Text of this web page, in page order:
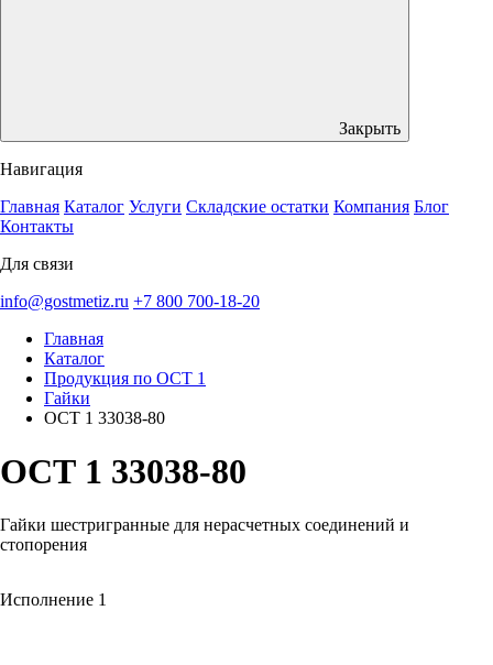
Закрыть
Навигация
Главная Каталог Услуги Складские остатки Компания Блог
Контакты
Для связи
info@gostmetiz.ru +7 800 700-18-20
Главная
Каталог
Продукция по ОСТ 1
Гайки
ОСТ 1 33038-80
ОСТ 1 33038-80
Гайки шестригранные для нерасчетных соединений и
стопорения
Исполнение 1